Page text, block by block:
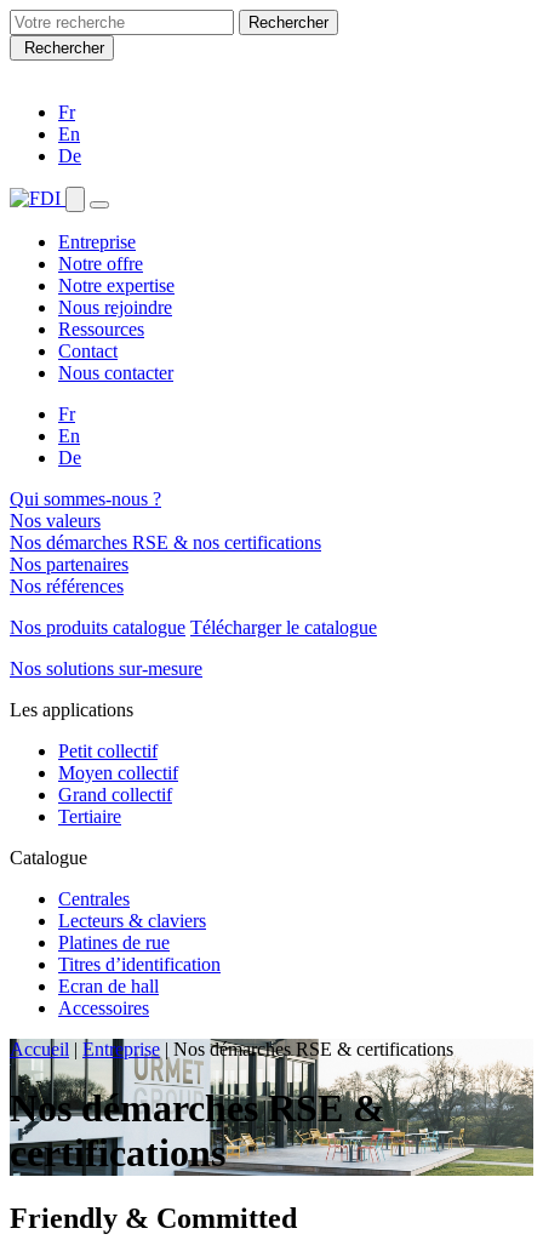
Search
for:Rechercher
Fr
En
De
Entreprise
Notre offre
Notre expertise
Nous rejoindre
Ressources
Contact
Nous contacter
Fr
En
De
Qui sommes-nous ?
Nos valeurs
Nos démarches RSE & nos certifications
Nos partenaires
Nos références
Nos produits catalogue Télécharger le catalogue
Nos solutions sur-mesure
Les applications
Petit collectif
Moyen collectif
Grand collectif
Tertiaire
Catalogue
Centrales
Lecteurs & claviers
Platines de rue
Titres d’identification
Ecran de hall
Accessoires
Accueil | Entreprise | Nos démarches RSE & certifications
Nos démarches RSE &
certifications
Friendly & Committed